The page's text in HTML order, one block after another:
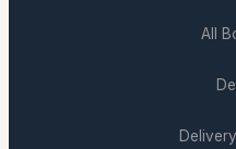
All